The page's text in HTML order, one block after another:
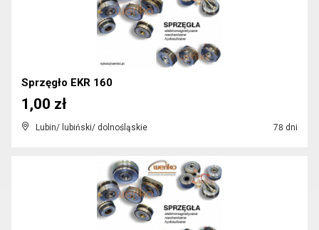
Sprzęgło EKR 160
Lubin/ lubiński/ dolnośląskie 78 dni
1,00 zł